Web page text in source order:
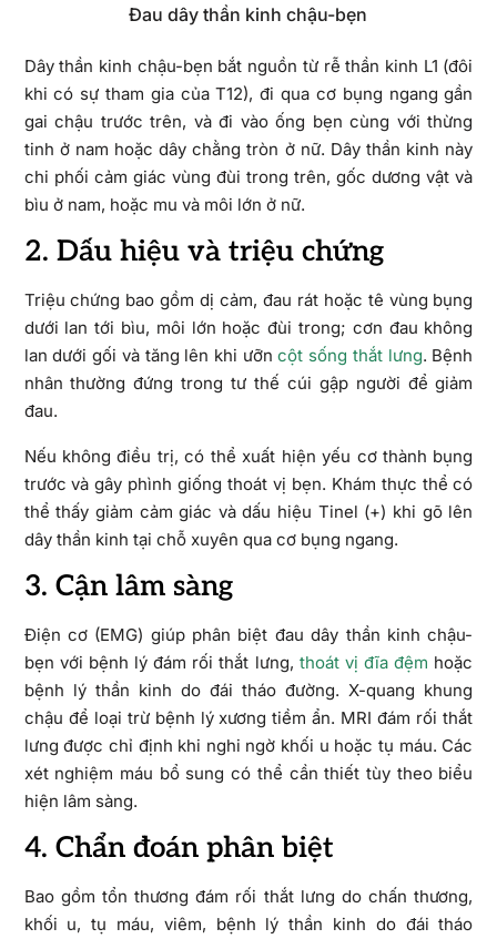
Đau dây thần kinh chậu-bẹn
Dây thần kinh chậu-bẹn bắt nguồn từ rễ thần kinh L1 (đôi
khi có sự tham gia của T12), đi qua cơ bụng ngang gần
gai chậu trước trên, và đi vào ống bẹn cùng với thừng
tinh ở nam hoặc dây chằng tròn ở nữ. Dây thần kinh này
chi phối cảm giác vùng đùi trong trên, gốc dương vật và
bìu ở nam, hoặc mu và môi lớn ở nữ.
2. Dấu hiệu và triệu chứng
Triệu chứng bao gồm dị cảm, đau rát hoặc tê vùng bụng
dưới lan tới bìu, môi lớn hoặc đùi trong; cơn đau không
lan dưới gối và tăng lên khi ưỡncột sống thắt lưng. Bệnh
nhân thường đứng trong tư thế cúi gập người để giảm
đau.
Nếu không điều trị, có thể xuất hiện yếu cơ thành bụng
trước và gây phình giống thoát vị bẹn. Khám thực thể có
thể thấy giảm cảm giác và dấu hiệu Tinel (+) khi gõ lên
dây thần kinh tại chỗ xuyên qua cơ bụng ngang.
3. Cận lâm sàng
Điện cơ (EMG) giúp phân biệt đau dây thần kinh chậu-
bẹn với bệnh lý đám rối thắt lưng, thoát vị đĩa đệm hoặc
bệnh lý thần kinh do đái tháo đường. X-quang khung
chậu để loại trừ bệnh lý xương tiềm ẩn. MRI đám rối thắt
lưng được chỉ định khi nghi ngờ khối u hoặc tụ máu. Các
xét nghiệm máu bổ sung có thể cần thiết tùy theo biểu
hiện lâm sàng.
4. Chẩn đoán phân biệt
Bao gồm tổn thương đám rối thắt lưng do chấn thương,
khối u, tụ máu, viêm, bệnh lý thần kinh do đái tháo